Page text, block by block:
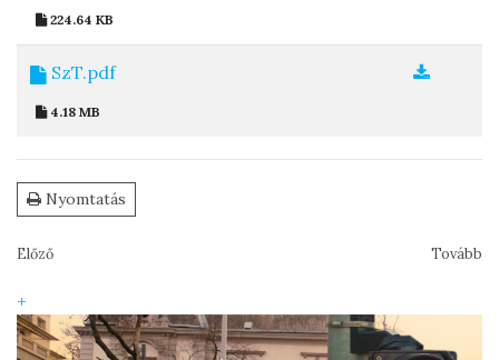
224.64 KB
SzT.pdf
4.18 MB
Nyomtatás
Előző Tovább
+